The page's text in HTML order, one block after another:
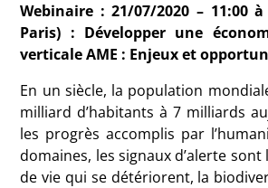
Webinaire :21/07/2020 – 11:00
Paris) : Développer une
verticale AME : Enjeux et
En un siècle, la population
milliard d’habitants à 7 milliards
les progrès accomplis par
domaines, les signaux d’alerte
de vie qui se détériorent, la